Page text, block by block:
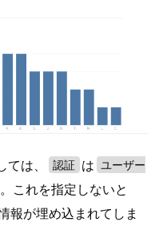
は、 認証 は
ユーザー
これを指定しないと
報が埋め込まれてしま